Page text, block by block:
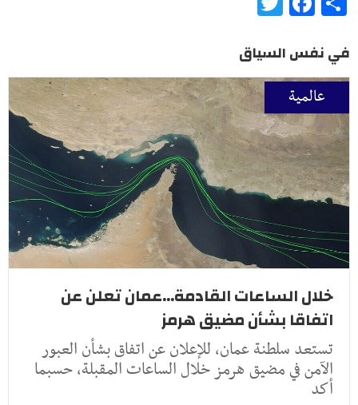
في نفس السياق
عالمية
خلال الساعات القادمة...عمان تعلن عن
اتفاقا بشأن مضيق هرمز
تستعد سلطنة عمان، للإعلان عن اتفاق بشأن العبور
الآمن في مضيق هرمز خلال الساعات المقبلة، حسبما
أكد